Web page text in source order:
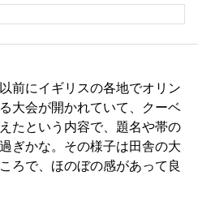
前にイギリスの各地でオリン
大会が開かれていて、クーベ
たという内容で、題名や帯の
ぎかな。その様子は田舎の大
ろで、ほのぼの感があって良